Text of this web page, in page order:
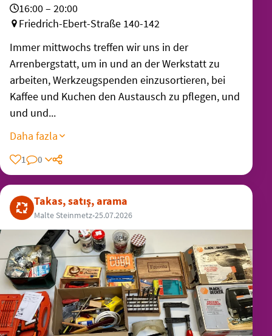
16:00 – 20:00
Friedrich-Ebert-Straße 140-142
Immer mittwochs treffen wir uns in der
Arrenbergstatt, um in und an der Werkstatt zu
arbeiten, Werkzeugspenden einzusortieren, bei
Kaffee und Kuchen den Austausch zu pflegen, und
und und...
Daha fazla
1 0
Takas, satış, arama
Malte Steinmetz•25.07.2026